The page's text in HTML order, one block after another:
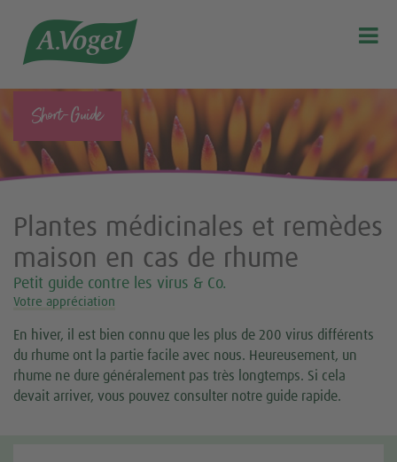

Short-Guide
Plantes médicinales et remèdes
maison en cas de rhume
Petit guide contre les virus & Co.
Votre appréciation
En hiver, il est bien connu que les plus de 200 virus différents
du rhume ont la partie facile avec nous. Heureusement, un
rhume ne dure généralement pas très longtemps. Si cela
devait arriver, vous pouvez consulter notre guide rapide.